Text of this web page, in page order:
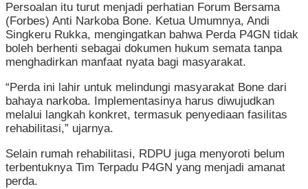
Persoalan itu turut menjadi perhatian Forum Bersama
(Forbes) Anti Narkoba Bone. Ketua Umumnya, Andi
Singkeru Rukka, mengingatkan bahwa Perda P4GN tidak
boleh berhenti sebagai dokumen hukum semata tanpa
menghadirkan manfaat nyata bagi masyarakat.
“Perda ini lahir untuk melindungi masyarakat Bone dari
bahaya narkoba. Implementasinya harus diwujudkan
melalui langkah konkret, termasuk penyediaan fasilitas
rehabilitasi,” ujarnya.
Selain rumah rehabilitasi, RDPU juga menyoroti belum
terbentuknya Tim Terpadu P4GN yang menjadi amanat
perda.